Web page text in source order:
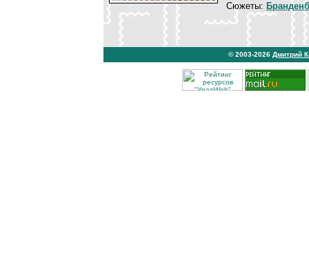
Сюжеты:
© 2003-2026 Дмитрий